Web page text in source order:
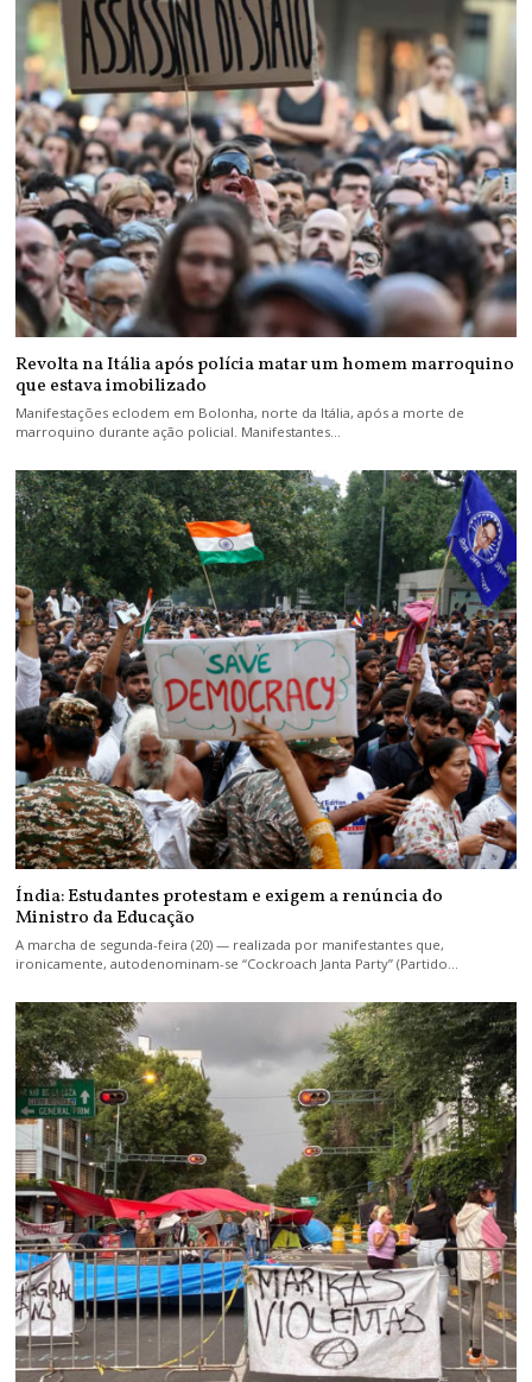
Revolta na Itália após polícia matar um homem marroquino
que estava imobilizado
Manifestações eclodem em Bolonha, norte da Itália, após a morte de
marroquino durante ação policial. Manifestantes…
Índia: Estudantes protestam e exigem a renúncia do
Ministro da Educação
A marcha de segunda-feira (20) — realizada por manifestantes que,
ironicamente, autodenominam-se “Cockroach Janta Party” (Partido…